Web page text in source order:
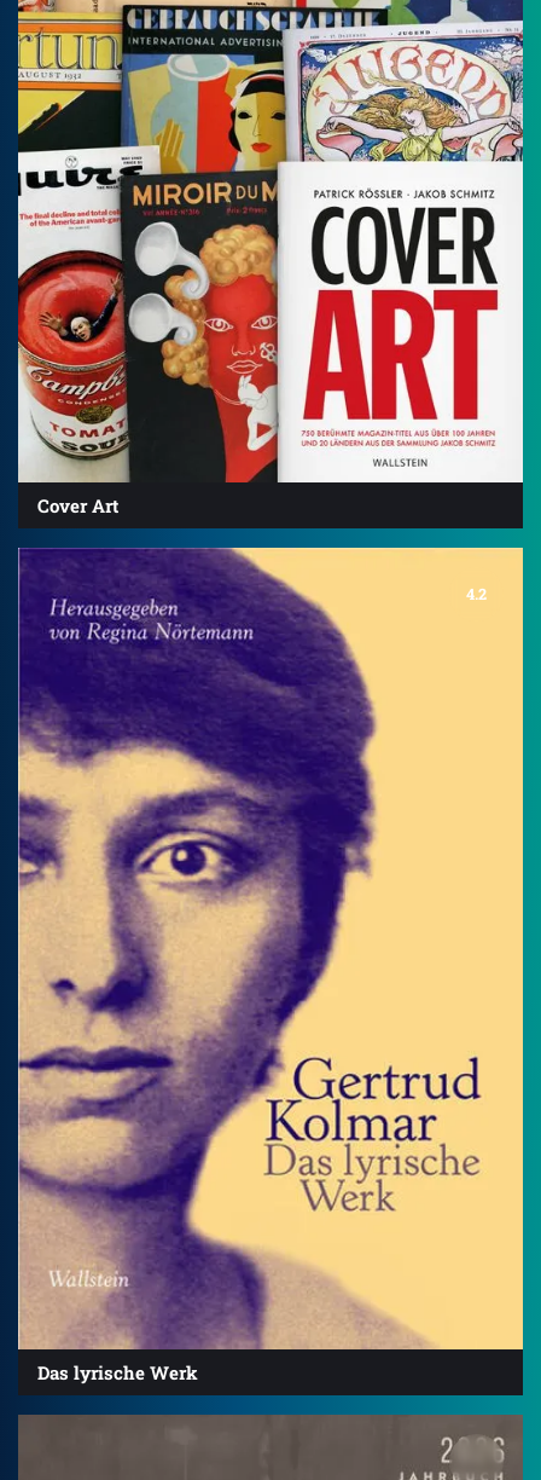
Cover Art
4.2
Das lyrische Werk